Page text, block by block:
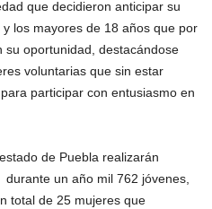
que decidieron anticipar su
los mayores de 18 años que por
oportunidad, destacándose
voluntarias que sin estar
participar con entusiasmo en
de Puebla realizarán
un año mil 762 jóvenes,
total de 25 mujeres que